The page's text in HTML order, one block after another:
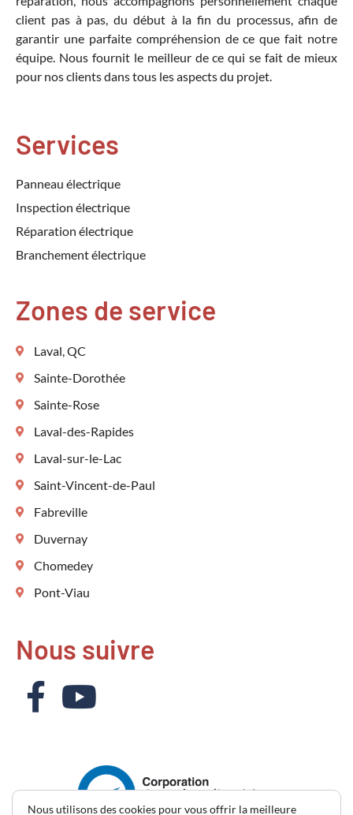
client pas à pas, du début à la fin du processus, afin de
garantir une parfaite compréhension de ce que fait notre
équipe. Nous fournit le meilleur de ce qui se fait de mieux
pour nos clients dans tous les aspects du projet.
Services
Panneau électrique
Inspection électrique
Réparation électrique
Branchement électrique
Zones de service
Laval, QC
Sainte-Dorothée
Sainte-Rose
Laval-des-Rapides
Laval-sur-le-Lac
Saint-Vincent-de-Paul
Fabreville
Duvernay
Chomedey
Pont-Viau
Nous suivre
Nous utilisons des cookies pour vous offrir la meilleure